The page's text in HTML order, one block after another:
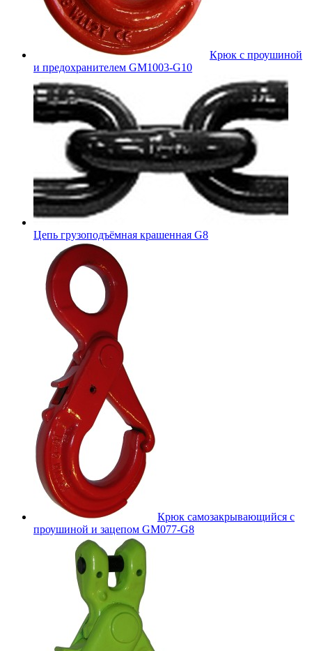
Крюк с проушиной
и предохранителем GM1003-G10
Цепь грузоподъёмная крашенная G8
Крюк самозакрывающийся с
проушиной и зацепом GM077-G8